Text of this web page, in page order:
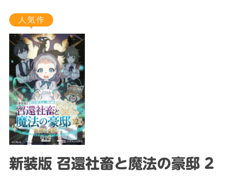
新装版 召還社畜と魔法の豪邸 2